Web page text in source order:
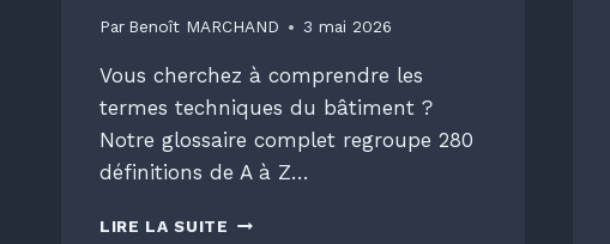
Par Benoît MARCHAND 3 mai 2026
Vous cherchez à comprendre les
termes techniques du bâtiment ?
Notre glossaire complet regroupe 280
définitions de A à Z…
LIRE LA SUITE DICTIONNAIRE